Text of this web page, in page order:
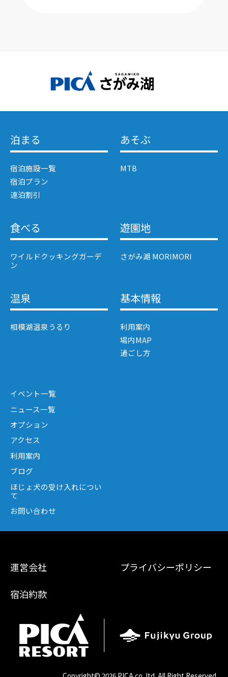
泊まる
宿泊施設一覧
宿泊プラン
連泊割引
あそぶ
MTB
食べる
ワイルドクッキングガーデ
ン
遊園地
さがみ湖 MORIMORI
温泉
相模湖温泉うるり
基本情報
利用案内
場内MAP
過ごし方
イベント一覧
ニュース一覧
オプション
アクセス
利用案内
ブログ
ほじょ犬の受け入れについ
て
お問い合わせ
運営会社 プライバシーポリシー
宿泊約款